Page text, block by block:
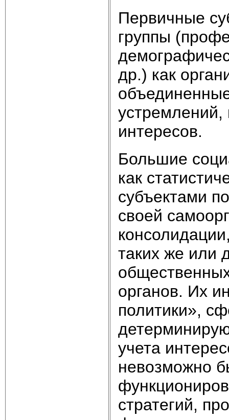
Первичные
группы
др.) как
устремлений,
интересов.
Большие
как
субъектами
своей
таких же или
органов. Их
политики»,
учета
невозможно
стратегий,